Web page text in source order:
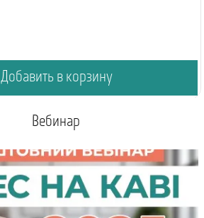
Добавить в корзину